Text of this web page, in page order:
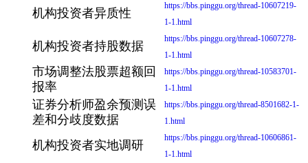
机构投资者异质性
https://bbs.pinggu.org/thread-10607219-
1-1.html
机构投资者持股数据
https://bbs.pinggu.org/thread-10607278-
1-1.html
市场调整法股票超额回
报率
https://bbs.pinggu.org/thread-10583701-
1-1.html
证券分析师盈余预测误
差和分歧度数据
https://bbs.pinggu.org/thread-8501682-1-
1.html
机构投资者实地调研
https://bbs.pinggu.org/thread-10606861-
1-1.html